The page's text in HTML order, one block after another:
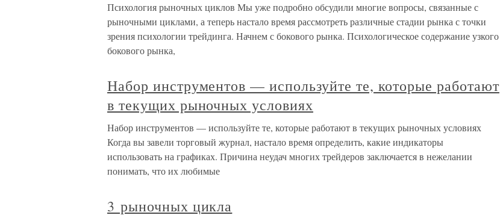
Психология рыночных циклов Мы уже подробно обсудили многие вопросы, связанные с
рыночными циклами, а теперь настало время рассмотреть различные стадии рынка с точки
зрения психологии трейдинга. Начнем с бокового рынка. Психологическое содержание узкого
бокового рынка,
Набор инструментов — используйте те, которые работают
в текущих рыночных условиях
Набор инструментов — используйте те, которые работают в текущих рыночных условиях
Когда вы завели торговый журнал, настало время определить, какие индикаторы
использовать на графиках. Причина неудач многих трейдеров заключается в нежелании
понимать, что их любимые
3 рыночных цикла